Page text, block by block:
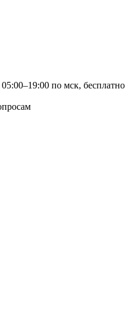
по мск, бесплатно